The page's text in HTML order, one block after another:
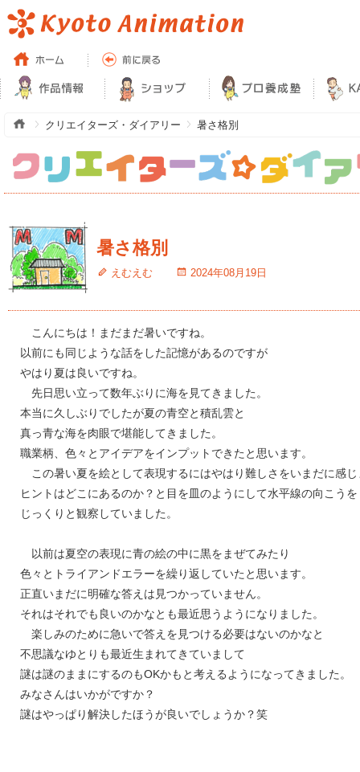
クリエイターズ・ダイアリー 暑さ格別
暑さ格別
えむえむ 2024年08月19日
こんにちは！まだまだ暑いですね。
以前にも同じような話をした記憶があるのですが
やはり夏は良いですね。
先日思い立って数年ぶりに海を見てきました。
本当に久しぶりでしたが夏の青空と積乱雲と
真っ青な海を肉眼で堪能してきました。
職業柄、色々とアイデアをインプットできたと思います。
この暑い夏を絵として表現するにはやはり難しさをいまだに感じ
ヒントはどこにあるのか？と目を皿のようにして水平線の向こうを
じっくりと観察していました。
以前は夏空の表現に青の絵の中に黒をまぜてみたり
色々とトライアンドエラーを繰り返していたと思います。
正直いまだに明確な答えは見つかっていません。
それはそれでも良いのかなとも最近思うようになりました。
楽しみのために急いで答えを見つける必要はないのかなと
不思議なゆとりも最近生まれてきていまして
謎は謎のままにするのもOKかもと考えるようになってきました。
みなさんはいかがですか？
謎はやっぱり解決したほうが良いでしょうか？笑